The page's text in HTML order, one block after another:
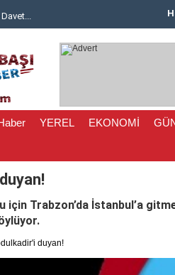
YEREL EKONOMİ
için Trabzon’da İstanbul’a
duyan!